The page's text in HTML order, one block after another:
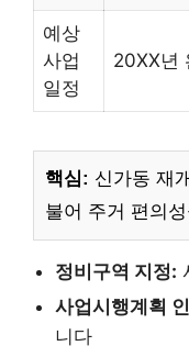
예상
사업
일정
20XX년
핵심: 신가동 재
불어 주거 편의
정비구역 지정:
사업시행계획
니다